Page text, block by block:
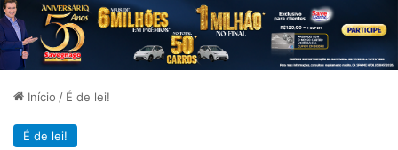
Início / É de lei!
É de lei!